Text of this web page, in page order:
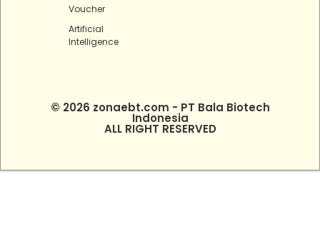
Voucher
Artificial
Intelligence
© 2026 zonaebt.com - PT Bala Biotech
Indonesia
ALL RIGHT RESERVED